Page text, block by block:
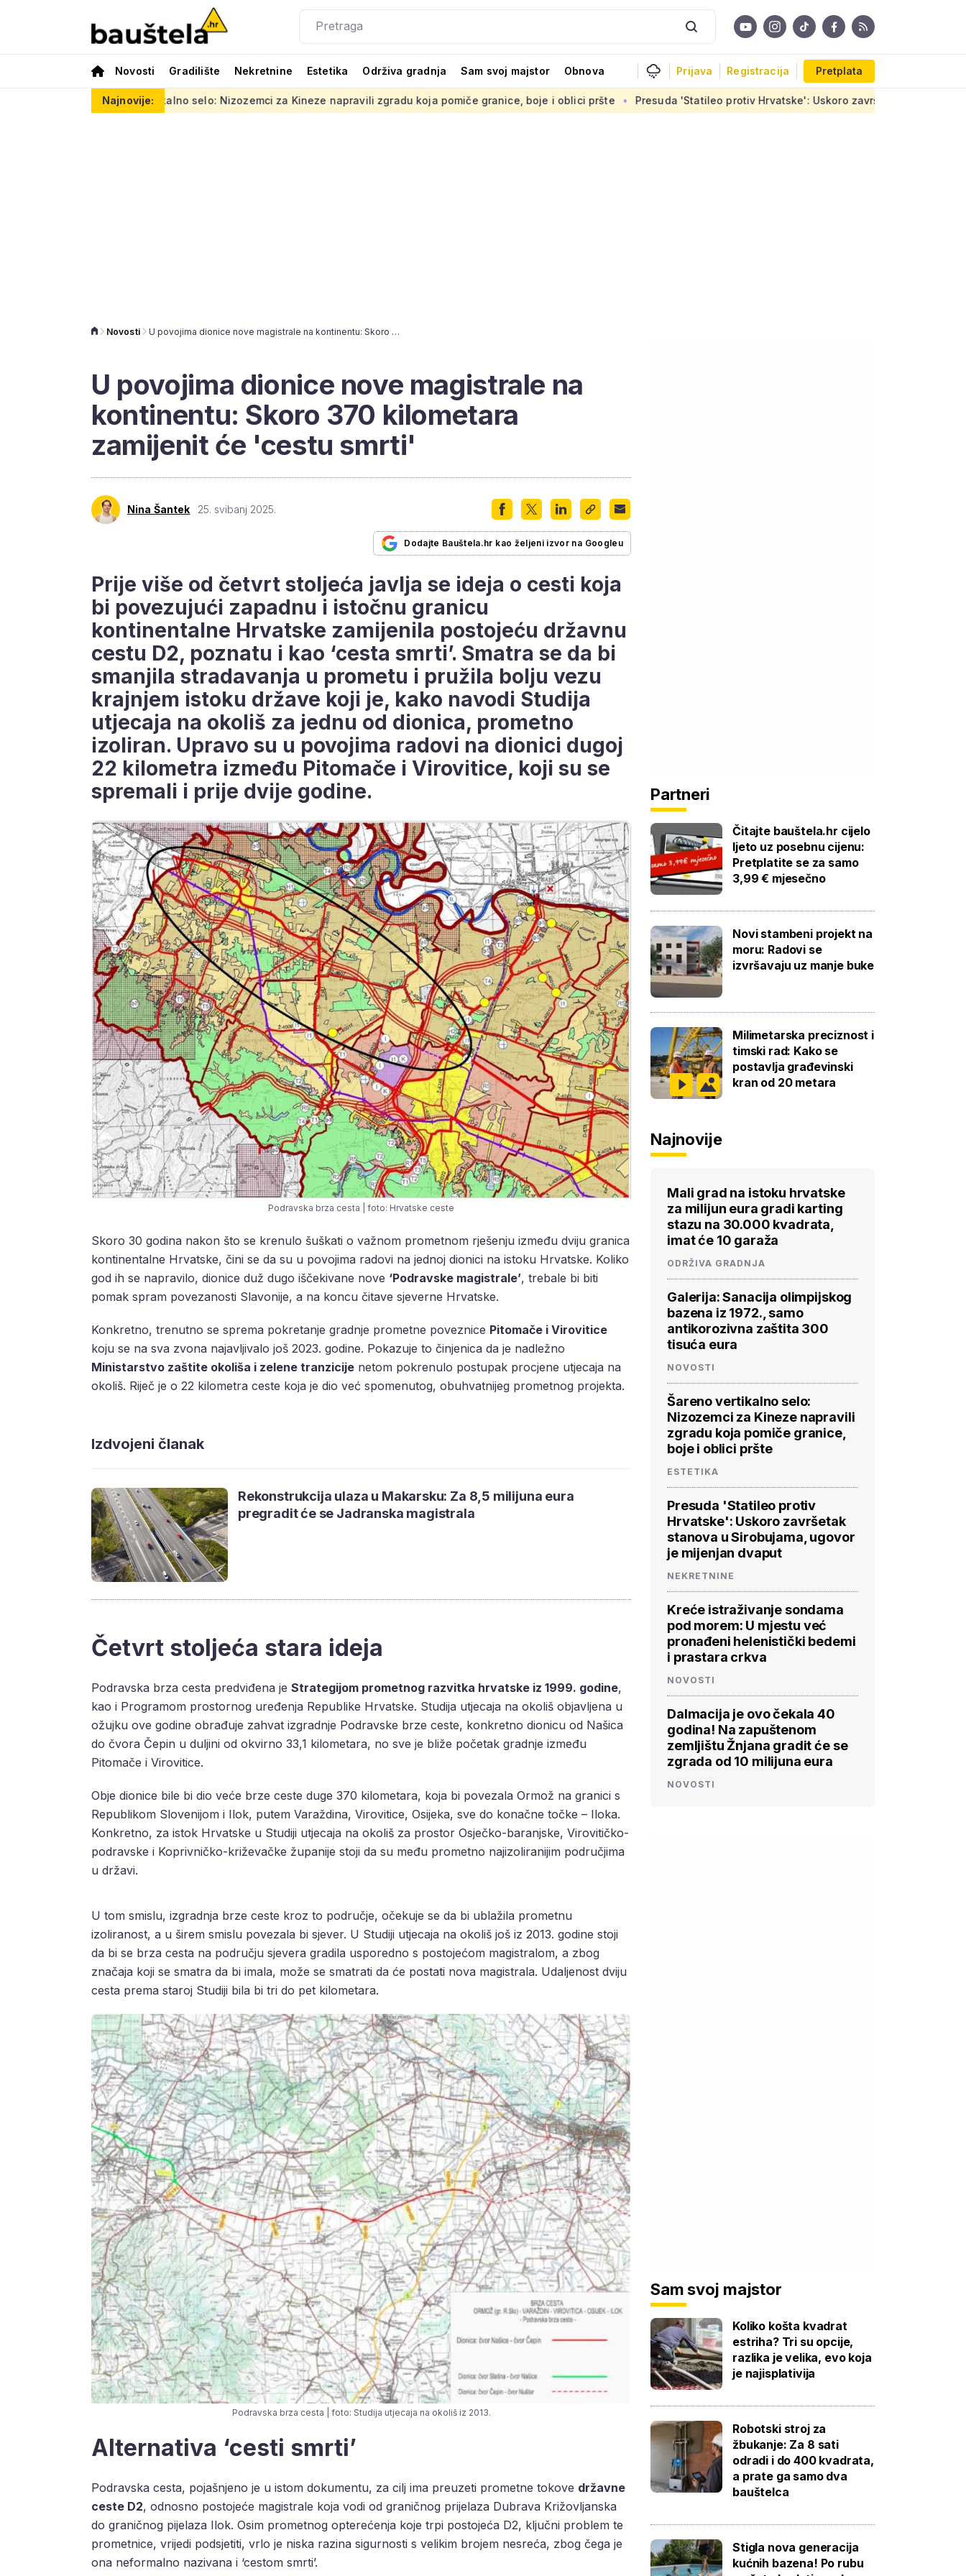
Novosti Gradilište Nekretnine Estetika Održiva gradnja Sam svoj majstor Obnova Prijava Registracija Pretplata
Najnovije:
Šareno vertikalno selo: Nizozemci za Kineze napravili zgradu koja pomiče granice, boje i oblici pršte Presuda 'Statileo protiv Hrvatske': Uskoro završetak stanova u Sirobujama,
Novosti U povojima dionice nove magistrale na kontinentu: Skoro 370 kilometara zamijenit će 'cestu smrti'
U povojima dionice nove magistrale na
kontinentu: Skoro 370 kilometara
zamijenit će 'cestu smrti'
Nina Šantek 25. svibanj 2025.
Dodajte Bauštela.hr kao željeni izvor na Googleu
Prije više od četvrt stoljeća javlja se ideja o cesti koja
bi povezujući zapadnu i istočnu granicu
kontinentalne Hrvatske zamijenila postojeću državnu
cestu D2, poznatu i kao ‘cesta smrti’. Smatra se da bi
smanjila stradavanja u prometu i pružila bolju vezu
krajnjem istoku države koji je, kako navodi Studija
utjecaja na okoliš za jednu od dionica, prometno
izoliran. Upravo su u povojima radovi na dionici dugoj
22 kilometra između Pitomače i Virovitice, koji su se
spremali i prije dvije godine.
Podravska brza cesta | foto: Hrvatske ceste
Skoro 30 godina nakon što se krenulo šuškati o važnom prometnom rješenju između dviju granica
kontinentalne Hrvatske, čini se da su u povojima radovi na jednoj dionici na istoku Hrvatske. Koliko
god ih se napravilo, dionice duž dugo iščekivane nove ‘Podravske magistrale’, trebale bi biti
pomak spram povezanosti Slavonije, a na koncu čitave sjeverne Hrvatske.
Konkretno, trenutno se sprema pokretanje gradnje prometne poveznice Pitomače i Virovitice
koju se na sva zvona najavljivalo još 2023. godine. Pokazuje to činjenica da je nadležno
Ministarstvo zaštite okoliša i zelene tranzicije netom pokrenulo postupak procjene utjecaja na
okoliš. Riječ je o 22 kilometra ceste koja je dio već spomenutog, obuhvatnijeg prometnog projekta.
Izdvojeni članak
Rekonstrukcija ulaza u Makarsku: Za 8,5 milijuna eura
pregradit će se Jadranska magistrala
Četvrt stoljeća stara ideja
Podravska brza cesta predviđena je Strategijom prometnog razvitka hrvatske iz 1999. godine,
kao i Programom prostornog uređenja Republike Hrvatske. Studija utjecaja na okoliš objavljena u
ožujku ove godine obrađuje zahvat izgradnje Podravske brze ceste, konkretno dionicu od Našica
do čvora Čepin u duljini od okvirno 33,1 kilometara, no sve je bliže početak gradnje između
Pitomače i Virovitice.
Obje dionice bile bi dio veće brze ceste duge 370 kilometara, koja bi povezala Ormož na granici s
Republikom Slovenijom i Ilok, putem Varaždina, Virovitice, Osijeka, sve do konačne točke – Iloka.
Konkretno, za istok Hrvatske u Studiji utjecaja na okoliš za prostor Osječko-baranjske, Virovitičko-
podravske i Koprivničko-križevačke županije stoji da su među prometno najizoliranijim područjima
u državi.
U tom smislu, izgradnja brze ceste kroz to područje, očekuje se da bi ublažila prometnu
izoliranost, a u širem smislu povezala bi sjever. U Studiji utjecaja na okoliš još iz 2013. godine stoji
da bi se brza cesta na području sjevera gradila usporedno s postojećom magistralom, a zbog
značaja koji se smatra da bi imala, može se smatrati da će postati nova magistrala. Udaljenost dviju
cesta prema staroj Studiji bila bi tri do pet kilometara.
Podravska brza cesta | foto: Studija utjecaja na okoliš iz 2013.
Alternativa ‘cesti smrti’
Podravska cesta, pojašnjeno je u istom dokumentu, za cilj ima preuzeti prometne tokove državne
ceste D2, odnosno postojeće magistrale koja vodi od graničnog prijelaza Dubrava Križovljanska
do graničnog pijelaza Ilok. Osim prometnog opterećenja koje trpi postojeća D2, ključni problem te
prometnice, vrijedi podsjetiti, vrlo je niska razina sigurnosti s velikim brojem nesreća, zbog čega je
ona neformalno nazivana i ‘cestom smrti’.
Partneri
Čitajte bauštela.hr cijelo
ljeto uz posebnu cijenu:
Pretplatite se za samo
3,99 € mjesečno
Novi stambeni projekt na
moru: Radovi se
izvršavaju uz manje buke
Milimetarska preciznost i
timski rad: Kako se
postavlja građevinski
kran od 20 metara
Najnovije
Mali grad na istoku hrvatske
za milijun eura gradi karting
stazu na 30.000 kvadrata,
imat će 10 garaža
ODRŽIVA GRADNJA
Galerija: Sanacija olimpijskog
bazena iz 1972., samo
antikorozivna zaštita 300
tisuća eura
NOVOSTI
Šareno vertikalno selo:
Nizozemci za Kineze napravili
zgradu koja pomiče granice,
boje i oblici pršte
ESTETIKA
Presuda 'Statileo protiv
Hrvatske': Uskoro završetak
stanova u Sirobujama, ugovor
je mijenjan dvaput
NEKRETNINE
Kreće istraživanje sondama
pod morem: U mjestu već
pronađeni helenistički bedemi
i prastara crkva
NOVOSTI
Dalmacija je ovo čekala 40
godina! Na zapuštenom
zemljištu Žnjana gradit će se
zgrada od 10 milijuna eura
NOVOSTI
Sam svoj majstor
Koliko košta kvadrat
estriha? Tri su opcije,
razlika je velika, evo koja
je najisplativija
Robotski stroj za
žbukanje: Za 8 sati
odradi i do 400 kvadrata,
a prate ga samo dva
bauštelca
Stigla nova generacija
kućnih bazena! Po rubu